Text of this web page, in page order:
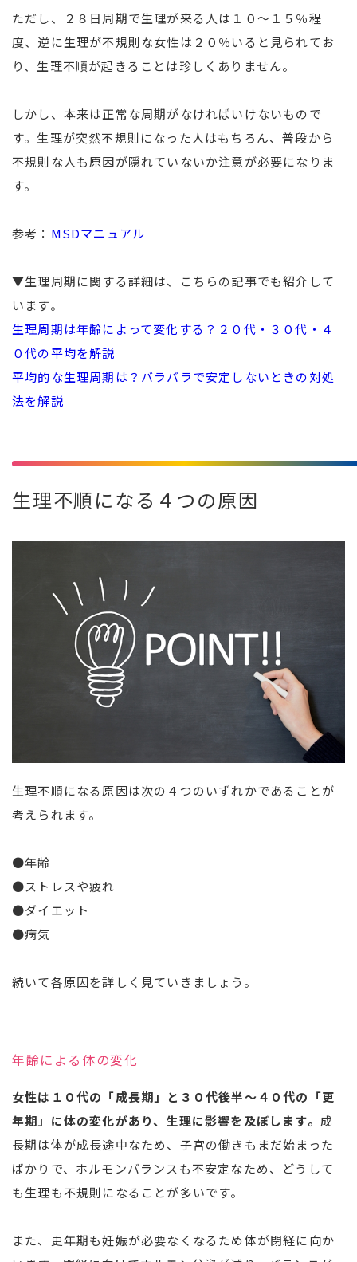
ただし、２８日周期で生理が来る人は１０～１５％程
度、逆に生理が不規則な女性は２０％いると見られてお
り、生理不順が起きることは珍しくありません。
しかし、本来は正常な周期がなければいけないもので
す。生理が突然不規則になった人はもちろん、普段から
不規則な人も原因が隠れていないか注意が必要になりま
す。
参考： MSDマニュアル
▼生理周期に関する詳細は、こちらの記事でも紹介して
います。
生理周期は年齢によって変化する？２０代・３０代・４
０代の平均を解説
平均的な生理周期は？バラバラで安定しないときの対処
法を解説
生理不順になる４つの原因
生理不順になる原因は次の４つのいずれかであることが
考えられます。
●年齢
●ストレスや疲れ
●ダイエット
●病気
続いて各原因を詳しく見ていきましょう。
年齢による体の変化
女性は１０代の「成長期」と３０代後半～４０代の「更
年期」に体の変化があり、生理に影響を及ぼします。 成
長期は体が成長途中なため、子宮の働きもまだ始まった
ばかりで、ホルモンバランスも不安定なため、どうして
も生理も不規則になることが多いです。
また、更年期も妊娠が必要なくなるため体が閉経に向か